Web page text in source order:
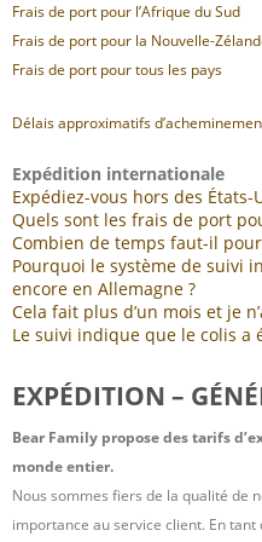
Frais de port pour l’Afrique du Sud
Frais de port pour la Nouvelle-
Frais de port pour tous les pays
Délais approximatifs
Expédition internationale
Expédiez-vous hors des États-
Quels sont les frais de port
Combien de temps faut-il
Pourquoi le système de suivi
encore en Allemagne ?
Cela fait plus d’un mois et je
Le suivi indique que le colis a
EXPÉDITION –
Bear Family propose des tarifs
monde entier.
Nous sommes fiers de la qualité de
importance au service client. En